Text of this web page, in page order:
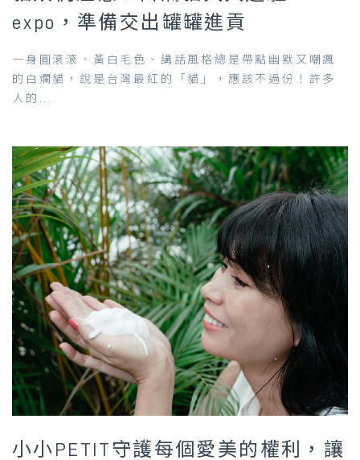
expo，準備交出罐罐進貢
一身圓滾滾、黃白毛色、講話風格總是帶點幽默又嘲諷
的白爛貓，說是台灣最紅的「貓」，應該不過份！許多
人的...
小小PETIT守護每個愛美的權利，讓